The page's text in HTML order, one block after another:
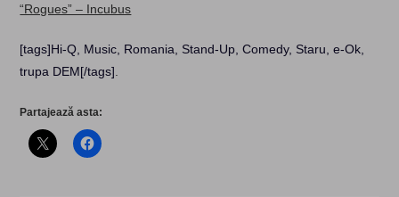
“Rogues” – Incubus
[tags]Hi-Q, Music, Romania, Stand-Up, Comedy, Staru, e-Ok,
trupa DEM[/tags]
Partajează asta: